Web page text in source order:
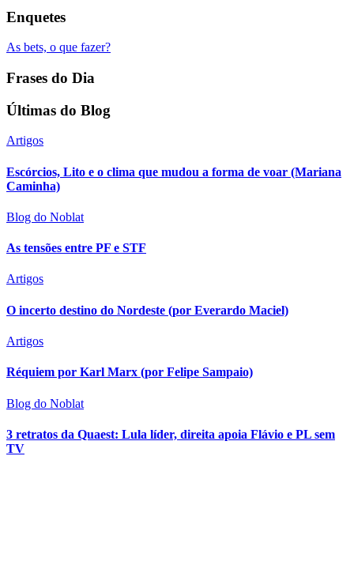
Enquetes
As bets, o que fazer?
Frases do Dia
Últimas do Blog
Artigos
Escórcios, Lito e o clima que mudou a forma de voar (Mariana
Caminha)
Blog do Noblat
As tensões entre PF e STF
Artigos
O incerto destino do Nordeste (por Everardo Maciel)
Artigos
Réquiem por Karl Marx (por Felipe Sampaio)
Blog do Noblat
3 retratos da Quaest: Lula líder, direita apoia Flávio e PL sem
TV